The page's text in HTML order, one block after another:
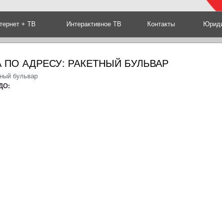
+ ТВ Интерактивное ТВ Контакты
АДРЕСУ: РАКЕТНЫЙ БУЛЬВАР
бульвар